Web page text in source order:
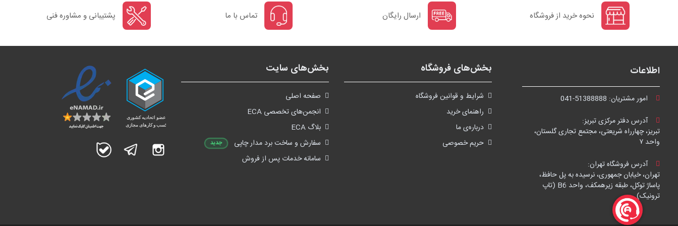
نحوه خرید از فروشگاه ارسال رایگان تماس با ما پشتیبانی و مشاوره فنی
اطلاعات
امور مشتریان: 041-51388888
آدرس دفتر مرکزی تبریز:
تبریز، چهارراه شریعتی، مجتمع تجاری گلستان،
واحد ۷
آدرس فروشگاه تهران:
تهران، خیابان جمهوری، نرسیده به پل حافظ،
پاساژ توکل، طبقه زیرهمکف، واحد B6 (تاپ
ترونیک)
بخش‌های فروشگاه
شرايط و قوانین فروشگاه
راهنمای خرید
درباره‌ی ما
حریم خصوصی
بخش‌های سایت
صفحه اصلی
انجمن‌های تخصصی ECA
بلاگ ECA
سفارش و ساخت برد مدار چاپی
جدید
سامانه خدمات پس از فروش
اینستاگرام تلگرام